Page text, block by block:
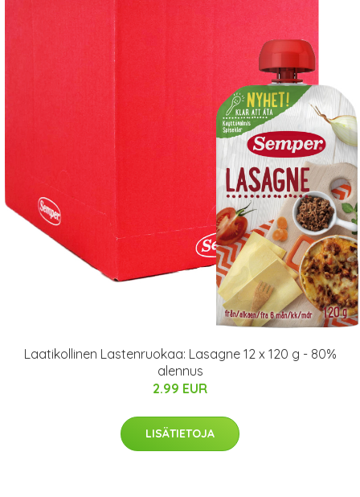
Laatikollinen Lastenruokaa: Lasagne 12 x 120 g - 80%
alennus
2.99 EUR
LISÄTIETOJA